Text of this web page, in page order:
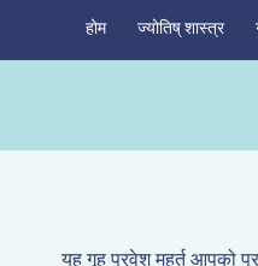
होम ज्योतिष् शास्त्र
यह गृह प्रवेश मुहूर्त आपको